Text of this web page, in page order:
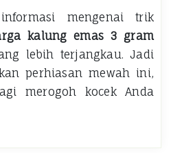
mengenai trik
kalung emas 3 gram
lebih terjangkau. Jadi
perhiasan mewah ini,
merogoh kocek Anda